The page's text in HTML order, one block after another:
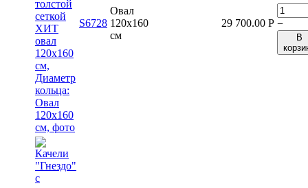
S6728
Овал
120x160
см
29 700.00 Р −
В